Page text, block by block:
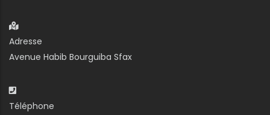
Adresse
Avenue Habib Bourguiba Sfax
Téléphone